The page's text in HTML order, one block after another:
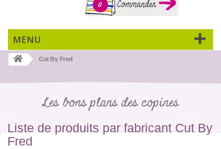
0
MENU
Cut By Fred
Les bons plans des copines
Liste de produits par fabricant Cut By
Fred